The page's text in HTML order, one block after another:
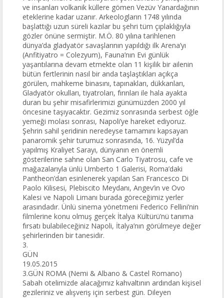
ve insanları volkanik küllere gömen Vezüv Yanardağının
eteklerine kadar uzanır. Arkeologların 1748 yılında
başlattığı uzun süreli kazılar bu şehri tüm çıplaklığıyla
gözler önüne sermiştir. M.Ö. 80 yılına tarihlenen
dünya’da gladyatör savaşlarının yapıldığı ilk Arena’yı
(Anfitiyatro = Colezyum), Fauna’nın Evi günlük
yaşantılarına devam etmekte olan 11 kişilik bir ailenin
bütün fertlerinin nasıl bir anda taşlaştıkları açıkça
görülen, mahkeme binasını, tapınakları, dükkanları,
Gladyatör okulları, tiyatroları, fırınları ile hala ayakta
duran bu şehir misafirlerimizi günümüzden 2000 yıl
öncesine taşıyacaktır. Gezimiz sonrasında serbest öğle
yemeği molası sonrası, Napoli’ye hareket ediyoruz.
Şehrin sahil şeridinin neredeyse tamamını kapsayan
panaromik şehir turumuz sonrasında, 16. Yüzyıl’da
yapılmış Kraliyet Sarayı, dünyanın en önemli
gösterilerine sahne olan San Carlo Tiyatrosu, cafe ve
mağazalarıyla ünlü Umberto 1 Galerisi, Roma’daki
Pantheon’dan esinlenerek yapılan San Francesco Di
Paolo Kilisesi, Plebiscito Meydanı, Angev’in ve Ovo
Kalesi ve Napoli Limanı burada göreceğimiz yerler
arasındadır. Ünlü sinema yönetmeni Federico Fellini’nin
filmlerine konu olmuş gerçek İtalya Kültürü’nü tanıma
fırsatı bulabileceğiniz Napoli, İtalya’nın görülmeye değer
şehirlerinden bir tanesidir.
3.
GÜN
19.05.2015
3.GÜN ROMA (Nemi & Albano & Castel Romano)
Sabah otelimizde alacağımız kahvaltının ardından kişisel
gezileriniz ve alışveriş için serbest gün. Dileyen